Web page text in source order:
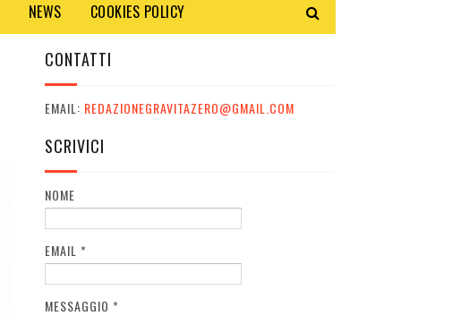
NEWS COOKIES POLICY
CONTATTI
EMAIL: REDAZIONEGRAVITAZERO@GMAIL.COM
SCRIVICI
NOME
EMAIL *
MESSAGGIO *